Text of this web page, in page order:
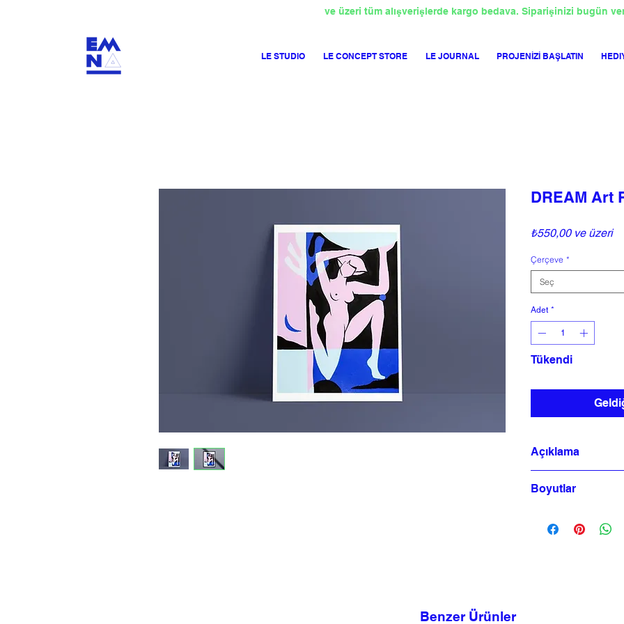
LE STUDIO LE CONCEPT STORE LE JOURNAL PROJENİZİ BAŞLATIN
ve üzeri tüm alışverişlerde kargo bedava. Siparişinizi bugün
DREAM Art
₺550,00ve üzeri
Çerçeve *
Seç
Adet *
Tükendi
Açıklama
300 gr Güzel
Baskı Tekniği:
50 baskı
Boyutlar
Benzer Ürünler